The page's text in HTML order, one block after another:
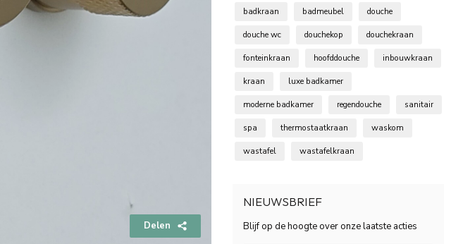
Delen
badkraan badmeubel douche
douche wc douchekop douchekraan
fonteinkraan hoofddouche inbouwkraan
kraan luxe badkamer
moderne badkamer regendouche sanitair
spa thermostaatkraan waskom
wastafel wastafelkraan
NIEUWSBRIEF
Blijf op de hoogte over onze laatste acties